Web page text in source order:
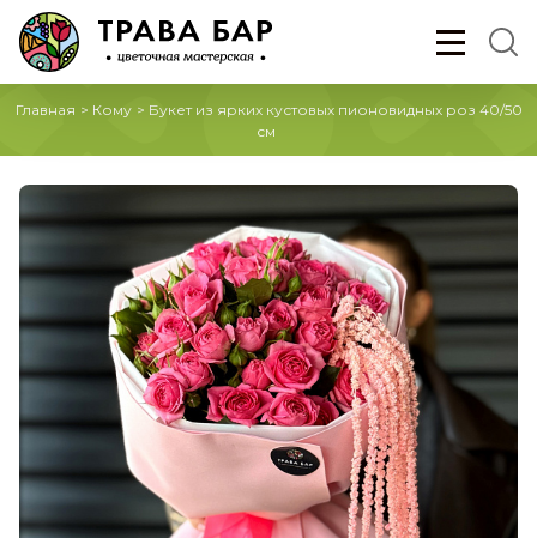
Главная > Кому > Букет из ярких кустовых пионовидных роз 40/50
см